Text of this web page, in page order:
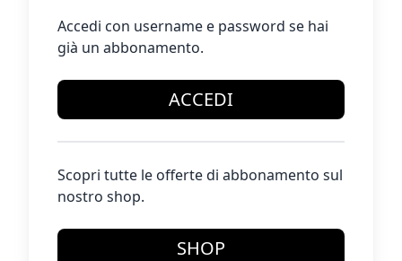
Accedi con username e password se hai
già un abbonamento.
ACCEDI
Scopri tutte le offerte di abbonamento sul
nostro shop.
SHOP